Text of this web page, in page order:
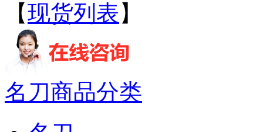
【现货列表 】
名刀商品分类